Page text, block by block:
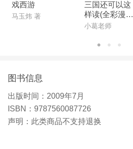
戏西游
马玉炜 著
三国还可以这
样读(全彩漫画
版)
小葛老师
图书信息
出版时间： 2009年7月
ISBN： 9787560087726
声明： 此类商品不支持退换